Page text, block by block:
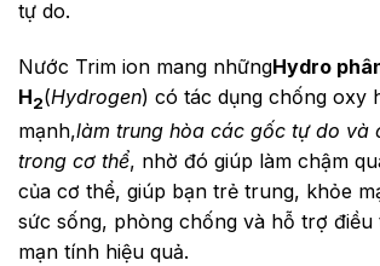
tự do.
Nước Trim ion mang nhữngHydro
H2(Hydrogen) có tác dụng chống oxy
mạnh,làm trung hòa các gốc tự do và
trong cơ thể, nhờ đó giúp làm chậm
của cơ thể, giúp bạn trẻ trung, khỏe
sức sống, phòng chống và hỗ trợ
mạn tính hiệu quả.